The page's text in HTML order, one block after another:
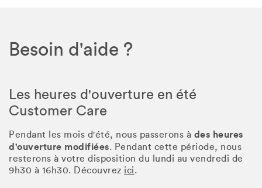
Besoin d'aide ?
Les heures d'ouverture en été
Customer Care
Pendant les mois d'été, nous passerons à des heures
d'ouverture modifiées. Pendant cette période, nous
resterons à votre disposition du lundi au vendredi de
9h30 à 16h30. Découvrez ici.